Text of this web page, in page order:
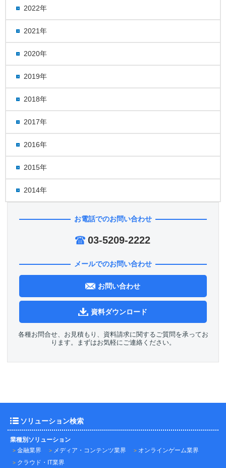
2022年
2021年
2020年
2019年
2018年
2017年
2016年
2015年
2014年
お電話でのお問い合わせ
03-5209-2222
メールでのお問い合わせ
お問い合わせ
資料ダウンロード
各種お問合せ、お見積もり、資料請求に関するご質問を承ってお
ります。まずはお気軽にご連絡ください。
ソリューション検索
業種別ソリューション
金融業界
メディア・コンテンツ業界
オンラインゲーム業界
クラウド・IT業界